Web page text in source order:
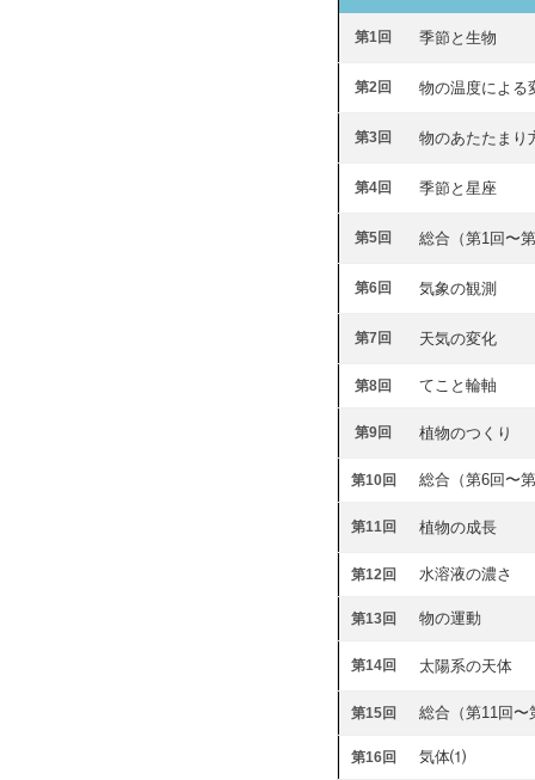
第1回 季節と生物
第2回 物の温度による
第3回 物のあたたまり
第4回 季節と星座
第5回 総合（第1回〜第
第6回 気象の観測
第7回 天気の変化
第8回 てこと輪軸
第9回 植物のつくり
第10回 総合（第6回〜第
第11回 植物の成長
第12回 水溶液の濃さ
第13回 物の運動
第14回 太陽系の天体
第15回 総合（第11回〜
第16回 気体⑴